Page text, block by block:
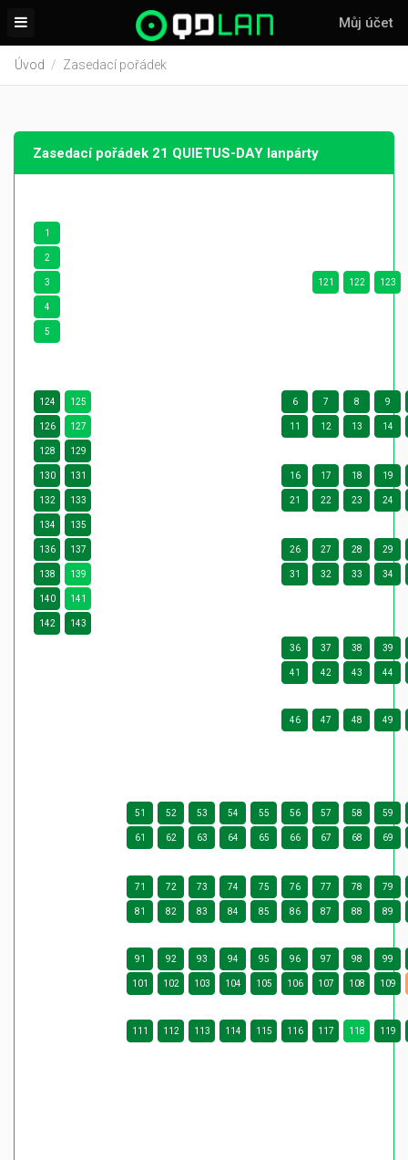
Můj účet
Úvod Zasedací pořádek
Zasedací pořádek 21 QUIETUS-DAY lanpárty
1
2
3 121 122 123
4
5
124 125 6 7 8 9
126 127 11 12 13 14
128 129
130 131 16 17 18 19
132 133 21 22 23 24
134 135
136 137 26 27 28 29
138 139 31 32 33 34
140 141
142 143
36 37 38 39
41 42 43 44
46 47 48 49
51 52 53 54 55 56 57 58 59
61 62 63 64 65 66 67 68 69
71 72 73 74 75 76 77 78 79
81 82 83 84 85 86 87 88 89
91 92 93 94 95 96 97 98 99
101 102 103 104 105 106 107 108 109
111 112 113 114 115 116 117 118 119